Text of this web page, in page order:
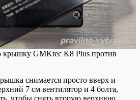
GMKtec K8 Plus против
снимается просто вверх и
7 см вентилятор и 4 болта,
чтобы снять вторую верхнюю